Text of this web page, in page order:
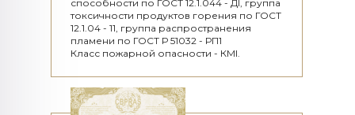
способности по ГОСТ 12.1.044 - ДІ, группа
токсичности продуктов горения по ГОСТ
12.1.04 - 11, группа распространения
пламени по ГОСТ Р 51032 - РП1
Класс пожарной опасности - КМІ.